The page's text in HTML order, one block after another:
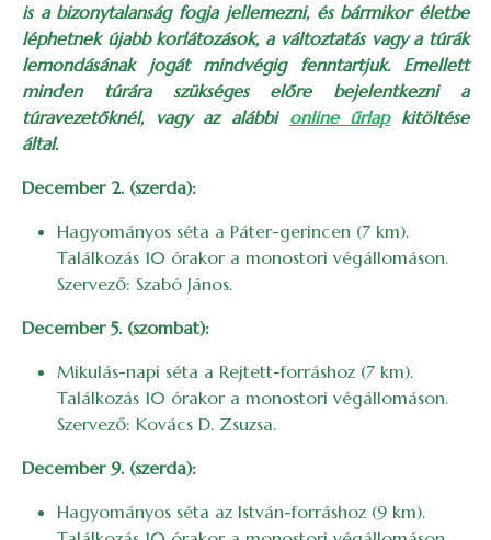
is a bizonytalanság fogja jellemezni, és bármikor életbe
léphetnek újabb korlátozások, a változtatás vagy a túrák
lemondásának jogát mindvégig fenntartjuk. Emellett
minden túrára szükséges előre bejelentkezni a
túravezetőknél, vagy az alábbi online űrlapkitöltése
által.
December 2. (szerda):
Hagyományos séta a Páter-gerincen (7 km).
Találkozás 10 órakor a monostori végállomáson.
Szervező: Szabó János.
December 5. (szombat):
Mikulás-napi séta a Rejtett-forráshoz (7 km).
Találkozás 10 órakor a monostori végállomáson.
Szervező: Kovács D. Zsuzsa.
December 9. (szerda):
Hagyományos séta az István-forráshoz (9 km).